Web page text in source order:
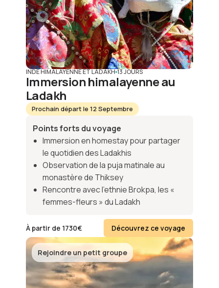
INDE HIMALAYENNE ET LADAKH 13 JOURS
Immersion himalayenne au
Ladakh
Prochain départ le 12 Septembre
Points forts du voyage
Immersion en homestay pour partager
le quotidien des Ladakhis
Observation de la puja matinale au
monastère de Thiksey
Rencontre avec l’ethnie Brokpa, les «
femmes-fleurs » du Ladakh
À partir de 1730€ Découvrez ce voyage
Rejoindre un petit groupe